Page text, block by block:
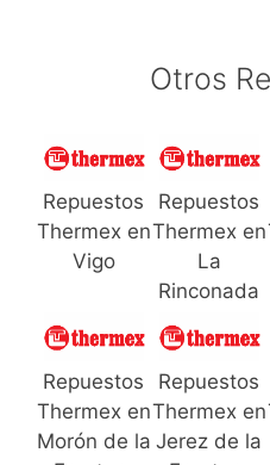
Otros
Repuestos
Thermex en
Vigo
Repuestos
Thermex en
La
Rinconada
Repuestos
Thermex en
Morón de la
Repuestos
Thermex en
Jerez de la